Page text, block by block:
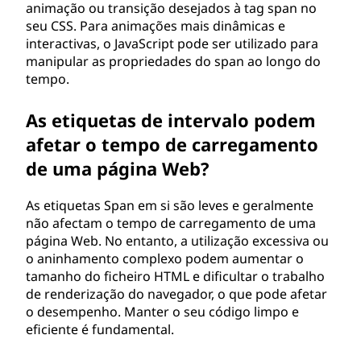
animação ou transição desejados à tag span no
seu CSS. Para animações mais dinâmicas e
interactivas, o JavaScript pode ser utilizado para
manipular as propriedades do span ao longo do
tempo.
As etiquetas de intervalo podem
afetar o tempo de carregamento
de uma página Web?
As etiquetas Span em si são leves e geralmente
não afectam o tempo de carregamento de uma
página Web. No entanto, a utilização excessiva ou
o aninhamento complexo podem aumentar o
tamanho do ficheiro HTML e dificultar o trabalho
de renderização do navegador, o que pode afetar
o desempenho. Manter o seu código limpo e
eficiente é fundamental.